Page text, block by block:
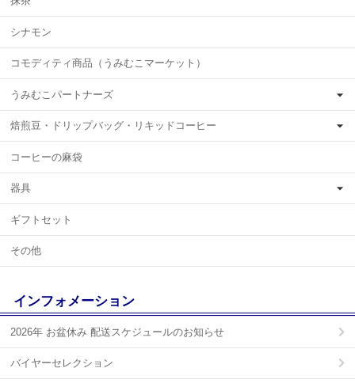
シナモン
コモディティ商品（うみむこマーケット）
うみむこパートナーズ
焙煎豆・ドリップバッグ・リキッドコーヒー
コーヒーの麻袋
器具
ギフトセット
その他
インフォメーション
2026年 お盆休み 配送スケジュールのお知らせ
バイヤーセレクション